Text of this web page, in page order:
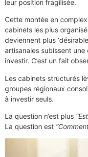
leur position fragilisée.
Cette montée en
cabinets les plus
deviennent plus
artisanales subissent
investir. C’est un fait
Les cabinets structurés
groupes régionaux
à investir seuls.
La question n’est plus
La question est